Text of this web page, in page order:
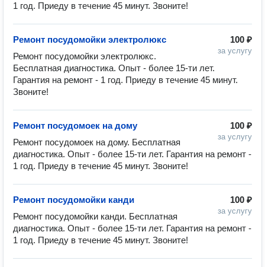
1 год. Приеду в течение 45 минут. Звоните!
100 ₽
за услугу
Ремонт посудомойки электролюкс
Ремонт посудомойки электролюкс.
Бесплатная диагностика. Опыт - более 15-ти лет.
Гарантия на ремонт - 1 год. Приеду в течение 45 минут.
Звоните!
100 ₽
за услугу
Ремонт посудомоек на дому
Ремонт посудомоек на дому. Бесплатная
диагностика. Опыт - более 15-ти лет. Гарантия на ремонт -
1 год. Приеду в течение 45 минут. Звоните!
100 ₽
за услугу
Ремонт посудомойки канди
Ремонт посудомойки канди. Бесплатная
диагностика. Опыт - более 15-ти лет. Гарантия на ремонт -
1 год. Приеду в течение 45 минут. Звоните!